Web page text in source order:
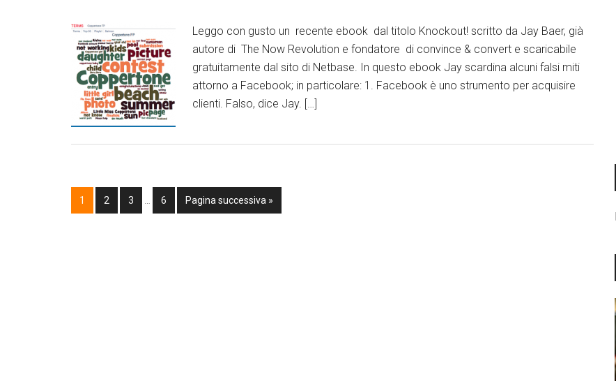
Leggo con gusto un recente ebook dal titolo Knockout! scritto da Jay Baer, già
autore di The Now Revolution e fondatore di convince & convert e scaricabile
gratuitamente dal sito di Netbase. In questo ebook Jay scardina alcuni falsi miti
attorno a Facebook; in particolare: 1. Facebook è uno strumento per acquisire
clienti. Falso, dice Jay. […]
1 2 3 6 Pagina successiva »